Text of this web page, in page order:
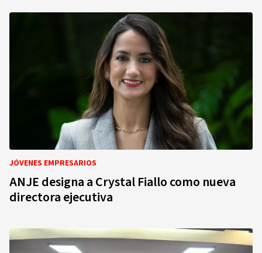
JÓVENES EMPRESARIOS
ANJE designa a Crystal Fiallo como nueva
directora ejecutiva